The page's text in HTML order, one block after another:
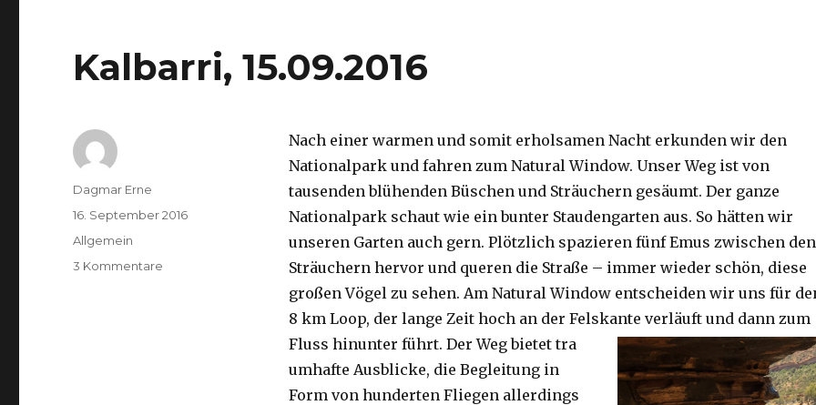
Kalbarri, 15.09.2016
Nach einer warmen und somit erholsamen Nacht erkunden wir den
Nationalpark und fahren zum Natural Window. Unser Weg ist von
tausenden blühenden Büschen und Sträuchern gesäumt. Der ganze
Nationalpark schaut wie ein bunter Staudengarten aus. So hätten wir
unseren Garten auch gern. Plötzlich spazieren fünf Emus zwischen den
Sträuchern hervor und queren die Straße – immer wieder schön, diese
großen Vögel zu sehen. Am Natural Window entscheiden wir uns für
8 km Loop, der lange Zeit hoch an der Felskante verläuft und dann zum
Fluss hinunter führt. Der Weg bietet tra
umhafte Ausblicke, die Begleitung in
Form von hunderten Fliegen allerdings
Autor
Dagmar Erne
Veröffentlicht
am
16. September 2016
Kategorien
Allgemein
3 Kommentare